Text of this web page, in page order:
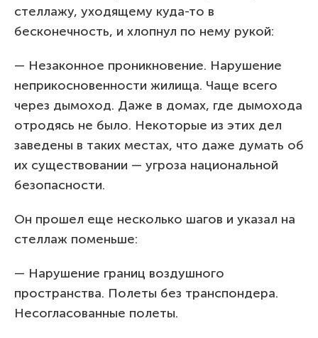
стеллажу, уходящему куда-то в
бесконечность, и хлопнул по нему рукой:
— Незаконное проникновение. Нарушение
неприкосновенности жилища. Чаще всего
через дымоход. Даже в домах, где дымохода
отродясь не было. Некоторые из этих дел
заведены в таких местах, что даже думать об
их существовании — угроза национальной
безопасности.
Он прошел еще несколько шагов и указал на
стеллаж поменьше:
— Нарушение границ воздушного
пространства. Полеты без транспондера.
Несогласованные полеты.